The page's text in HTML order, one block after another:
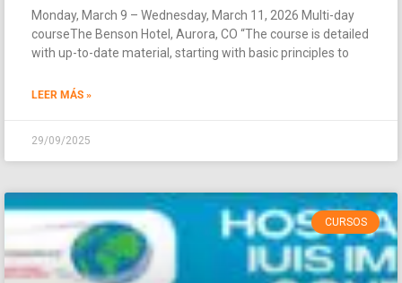
Monday, March 9 – Wednesday, March 11, 2026 Multi-day
courseThe Benson Hotel, Aurora, CO “The course is detailed
with up-to-date material, starting with basic principles to
LEER MÁS »
29/09/2025
CURSOS